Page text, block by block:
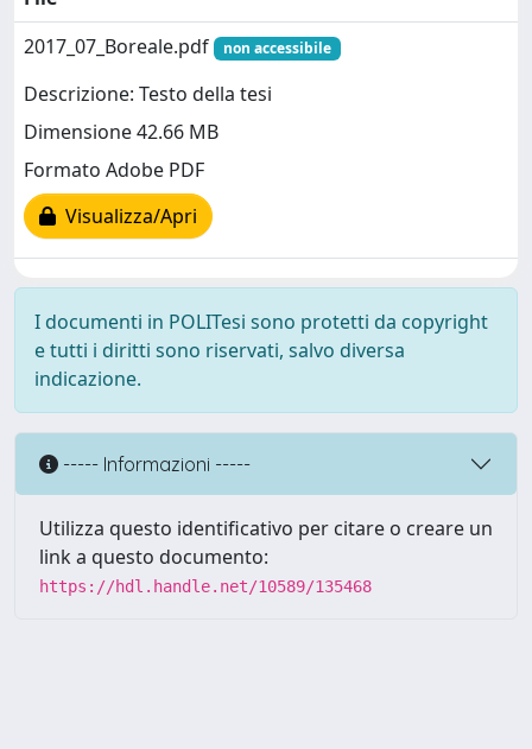
2017_07_Boreale.pdf
non accessibile
Descrizione: Testo della tesi
Dimensione 42.66 MB
Formato Adobe PDF
Visualizza/Apri
I documenti in POLITesi sono protetti da copyright
e tutti i diritti sono riservati, salvo diversa
indicazione.
----- Informazioni -----
Utilizza questo identificativo per citare o creare un
link a questo documento:
https://hdl.handle.net/10589/135468